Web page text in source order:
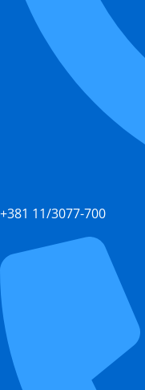
+381 11/3077-700